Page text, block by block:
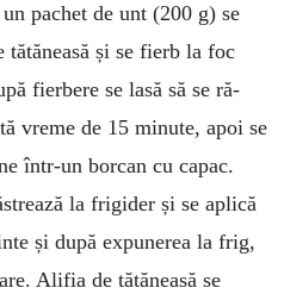
pa­chet de unt (200 g) se
și se fierb la foc
fierbere se lasă să se ră­
vreme de 15 mi­nute, apoi se
într-un borcan cu ca­pac.
la fri­gider și se aplică
și după ex­punerea la frig,
Alifia de tă­tă­neasă se